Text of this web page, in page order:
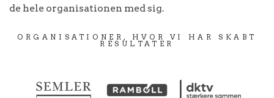
de hele organisationen med sig.
ORGANISATIONER, HVOR VI HAR SKABT
RESULTATER